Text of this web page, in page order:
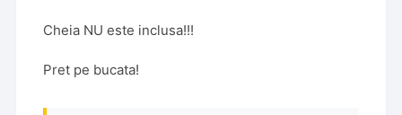
Cheia NU este inclusa!!!
Pret pe bucata!